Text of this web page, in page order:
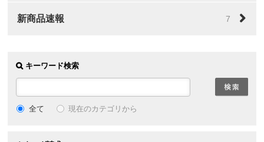
新商品速報 7
キーワード検索
全て 現在のカテゴリから